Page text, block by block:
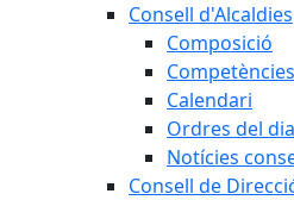
Consell d'Alcaldies
Composició
Competències
Calendari
Ordres del
Notícies
Consell de